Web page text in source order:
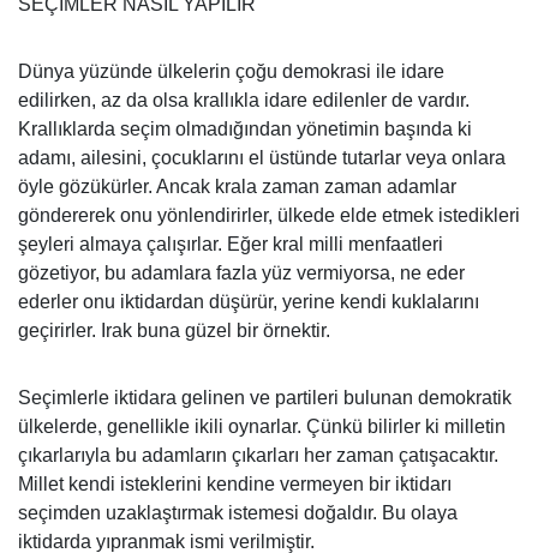
SEÇİMLER NASIL YAPILIR
Dünya yüzünde ülkelerin çoğu demokrasi ile idare
edilirken, az da olsa krallıkla idare edilenler de vardır.
Krallıklarda seçim olmadığından yönetimin başında ki
adamı, ailesini, çocuklarını el üstünde tutarlar veya onlara
öyle gözükürler. Ancak krala zaman zaman adamlar
göndererek onu yönlendirirler, ülkede elde etmek istedikleri
şeyleri almaya çalışırlar. Eğer kral milli menfaatleri
gözetiyor, bu adamlara fazla yüz vermiyorsa, ne eder
ederler onu iktidardan düşürür, yerine kendi kuklalarını
geçirirler. Irak buna güzel bir örnektir.
Seçimlerle iktidara gelinen ve partileri bulunan demokratik
ülkelerde, genellikle ikili oynarlar. Çünkü bilirler ki milletin
çıkarlarıyla bu adamların çıkarları her zaman çatışacaktır.
Millet kendi isteklerini kendine vermeyen bir iktidarı
seçimden uzaklaştırmak istemesi doğaldır. Bu olaya
iktidarda yıpranmak ismi verilmiştir.